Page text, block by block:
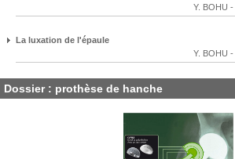
Y. BOHU -
La luxation de l'épaule
Y. BOHU -
Dossier : prothèse de hanche